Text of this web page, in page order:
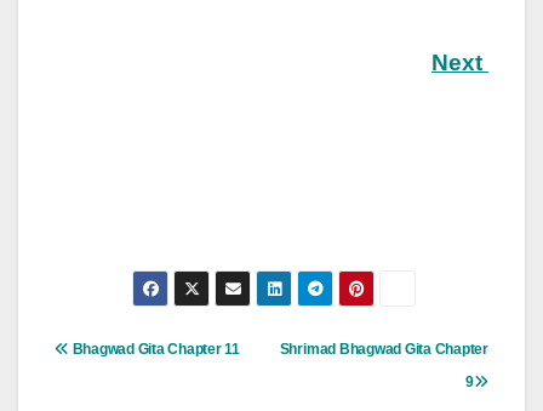
Next
Post
Navigation
Shrimad Bhagwad Gita Chapter
9
Bhagwad Gita Chapter 11